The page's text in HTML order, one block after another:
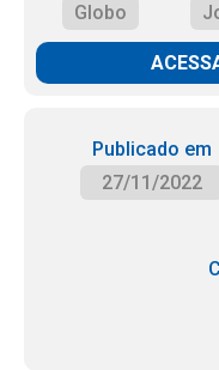
Globo
Publicado em
27/11/2022